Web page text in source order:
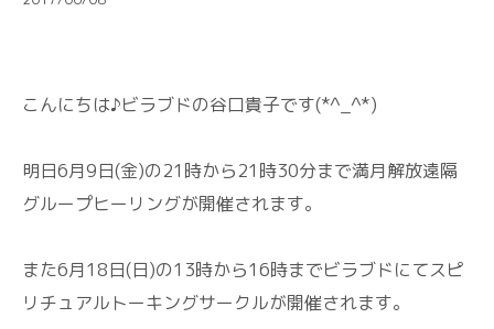
こんにちは♪ビラブドの谷口貴子です(*^_^*)
明日6月9日(金)の21時から21時30分まで満月解放遠隔
グループヒーリングが開催されます。
また6月18日(日)の13時から16時までビラブドにてスピ
リチュアルトーキングサークルが開催されます。